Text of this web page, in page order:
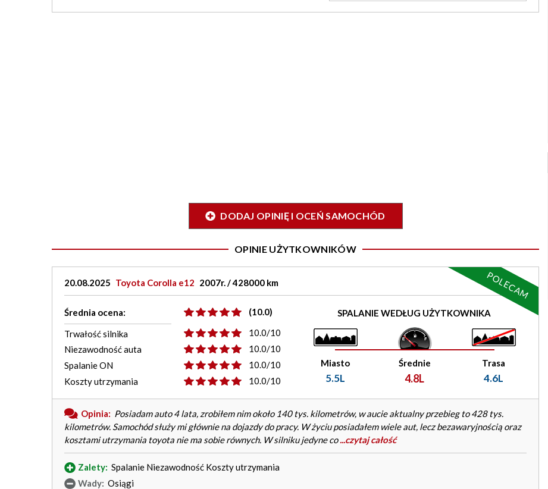
DODAJ OPINIĘ I OCEŃ SAMOCHÓD
OPINIE UŻYTKOWNIKÓW
20.08.2025 Toyota Corolla e12 2007r. / 428000 km
Średnia ocena: (10.0)
Trwałość silnika
10.0/10
Niezawodność auta
10.0/10
Spalanie ON
10.0/10
Koszty utrzymania
10.0/10
SPALANIE WEDŁUG UŻYTKOWNIKA
Miasto
5.5L
Średnie
4.8L
Trasa
4.6L
Opinia: Posiadam auto 4 lata, zrobiłem nim około 140 tys. kilometrów, w aucie aktualny przebieg to 428 tys.
kilometrów. Samochód służy mi głównie na dojazdy do pracy. W życiu posiadałem wiele aut, lecz bezawaryjnością oraz
kosztami utrzymania toyota nie ma sobie równych. W silniku jedyne co...czytaj całość
Zalety: Spalanie Niezawodność Koszty utrzymania
Wady: Osiągi
POLECAM